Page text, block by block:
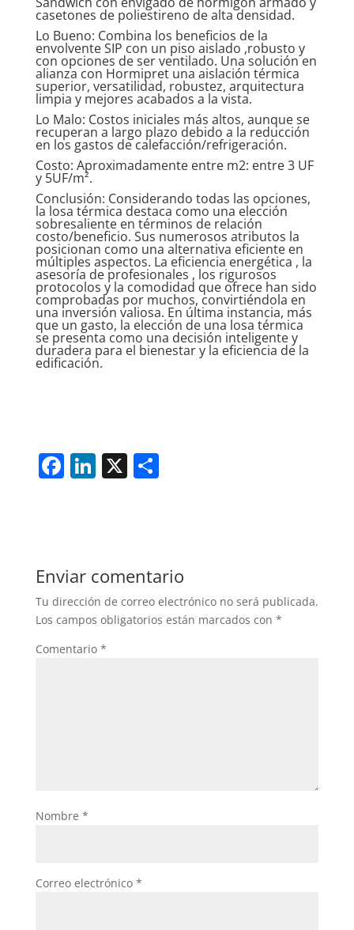
casetones de poliestireno de alta densidad.
Lo Bueno: Combina los beneficios de la
envolvente SIP con un piso aislado ,robusto y
con opciones de ser ventilado. Una solución en
alianza con Hormipretuna aislación térmica
superior, versatilidad, robustez, arquitectura
limpia y mejores acabados a la vista.
Lo Malo: Costos iniciales más altos, aunque se
recuperan a largo plazo debido a la reducción
en los gastos de calefacción/refrigeración.
Costo: Aproximadamente entre m2: entre 3 UF
y 5UF/m².
Conclusión: Considerando todas las opciones,
la losa térmica destaca como una elección
sobresaliente en términos de relación
costo/beneficio. Sus numerosos atributos la
posicionan como una alternativa eficiente en
múltiples aspectos. La eficiencia energética , la
asesoría de profesionales , los rigurosos
protocolos y la comodidad que ofrece han sido
comprobadas por muchos, convirtiéndola en
una inversión valiosa. En última instancia, más
que un gasto, la elección de una losa térmica
se presenta como una decisión inteligente y
duradera para el bienestar y la eficiencia de la
edificación.
F
b
o
o
k
Li
dI
n
X S
Enviar comentario
Tu dirección de correo electrónico no será publicada.
Los campos obligatorios están marcados con *
Comentario *
Nombre *
Correo electrónico *